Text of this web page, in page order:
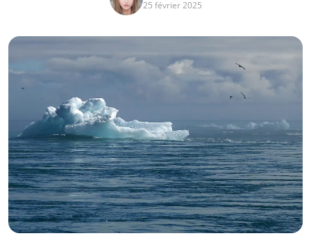
25 février 2025